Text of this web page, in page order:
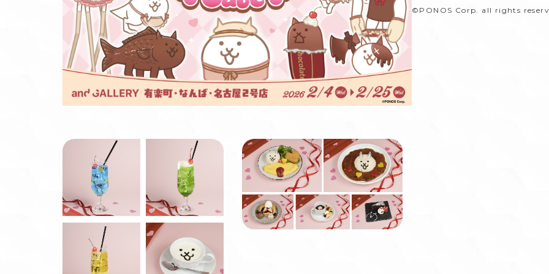
©PONOS Corp. all rights